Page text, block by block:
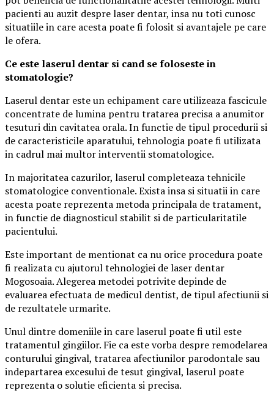
pacienti au auzit despre laser dentar, insa nu toti cunosc
situatiile in care acesta poate fi folosit si avantajele pe care
le ofera.
Ce este laserul dentar si cand se foloseste in
stomatologie?
Laserul dentar este un echipament care utilizeaza fascicule
concentrate de lumina pentru tratarea precisa a anumitor
tesuturi din cavitatea orala. In functie de tipul procedurii si
de caracteristicile aparatului, tehnologia poate fi utilizata
in cadrul mai multor interventii stomatologice.
In majoritatea cazurilor, laserul completeaza tehnicile
stomatologice conventionale. Exista insa si situatii in care
acesta poate reprezenta metoda principala de tratament,
in functie de diagnosticul stabilit si de particularitatile
pacientului.
Este important de mentionat ca nu orice procedura poate
fi realizata cu ajutorul tehnologiei de laser dentar
Mogosoaia. Alegerea metodei potrivite depinde de
evaluarea efectuata de medicul dentist, de tipul afectiunii si
de rezultatele urmarite.
Unul dintre domeniile in care laserul poate fi util este
tratamentul gingiilor. Fie ca este vorba despre remodelarea
conturului gingival, tratarea afectiunilor parodontale sau
indepartarea excesului de tesut gingival, laserul poate
reprezenta o solutie eficienta si precisa.